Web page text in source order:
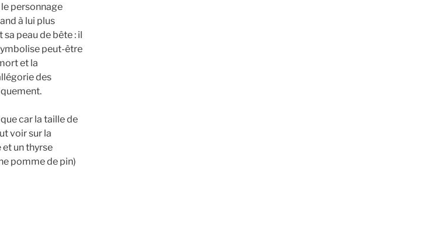
personnage
à lui plus
peau de bête : il
peut-être
et la
des
car la taille de
voir sur la
un thyrse
pomme de pin)